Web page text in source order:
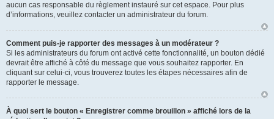
aucun cas responsable du règlement instauré sur cet espace. Pour plus
d’informations, veuillez contacter un administrateur du forum.
Comment puis-je rapporter des messages à un modérateur ?
Si les administrateurs du forum ont activé cette fonctionnalité, un bouton dédié
devrait être affiché à côté du message que vous souhaitez rapporter. En
cliquant sur celui-ci, vous trouverez toutes les étapes nécessaires afin de
rapporter le message.
À quoi sert le bouton « Enregistrer comme brouillon » affiché lors de la